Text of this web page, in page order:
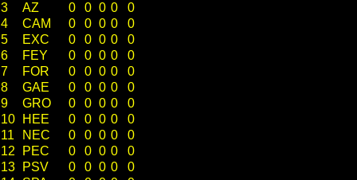
3
AZ 0 0 0 0
0
4
CAM 0 0 0 0
0
5
EXC 0 0 0 0
0
6
FEY 0 0 0 0
0
7
FOR 0 0 0 0
0
8
GAE 0 0 0 0
0
9
GRO 0 0 0 0
0
10
HEE 0 0 0 0
0
11
NEC 0 0 0 0
0
12
PEC 0 0 0 0
0
13
PSV 0 0 0 0
0